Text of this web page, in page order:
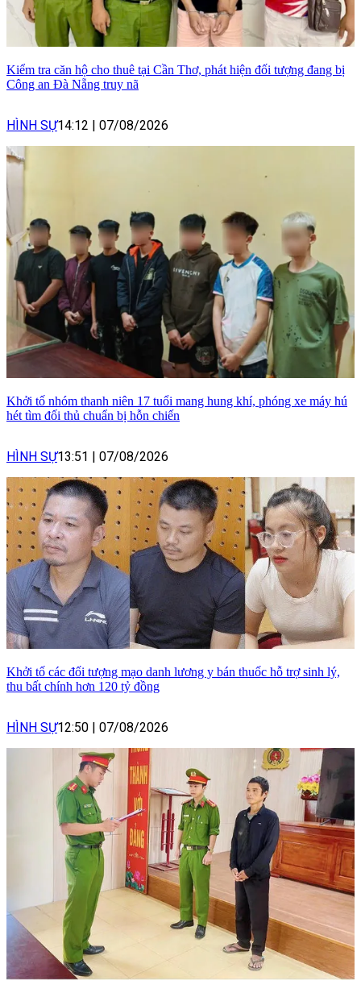
Kiểm tra căn hộ cho thuê tại Cần Thơ, phát hiện đối tượng đang bị
Công an Đà Nẵng truy nã
HÌNH SỰ14:12 07/08/2026
Khởi tố nhóm thanh niên 17 tuổi mang hung khí, phóng xe máy hú
hét tìm đối thủ chuẩn bị hỗn chiến
HÌNH SỰ13:51 07/08/2026
Khởi tố các đối tượng mạo danh lương y bán thuốc hỗ trợ sinh lý,
thu bất chính hơn 120 tỷ đồng
HÌNH SỰ12:50 | 07/08/2026